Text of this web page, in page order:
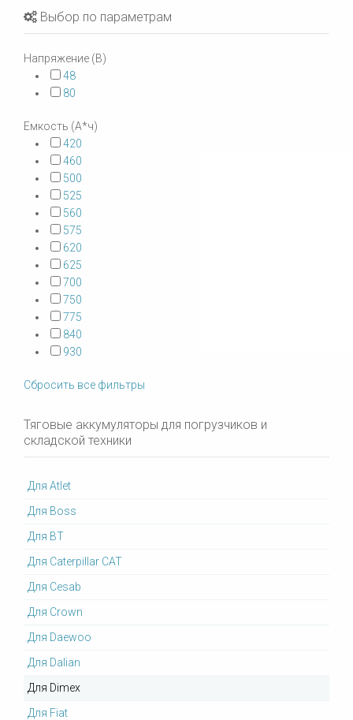
Выбор по параметрам
Напряжение (В)
48
80
Емкость (А*ч)
420
460
500
525
560
575
620
625
700
750
775
840
930
Сбросить все фильтры
Тяговые аккумуляторы для погрузчиков и
складской техники
Для Atlet
Для Boss
Для BT
Для Caterpillar CAT
Для Cesab
Для Crown
Для Daewoo
Для Dalian
Для Dimex
Для Fiat